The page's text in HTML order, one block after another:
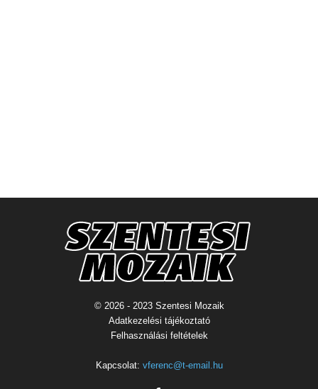
© 2026 - 2023 Szentesi Mozaik
Adatkezelési tájékoztató
Felhasználási feltételek
Kapcsolat: vferenc@t-email.hu